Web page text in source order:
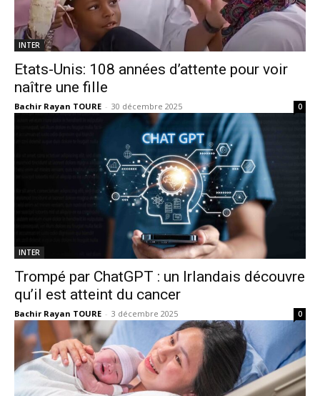
INTER
Etats-Unis: 108 années d’attente pour voir
naître une fille
Bachir Rayan TOURE - 30 décembre 2025 0
INTER
Trompé par ChatGPT : un Irlandais découvre
qu’il est atteint du cancer
Bachir Rayan TOURE - 3 décembre 2025 0